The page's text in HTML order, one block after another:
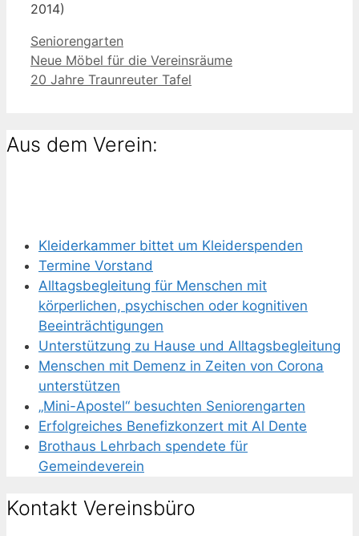
2014)
Kategorien
Seniorengarten
Neue Möbel für die Vereinsräume
20 Jahre Traunreuter Tafel
Aus dem Verein:
Kleiderkammer bittet um Kleiderspenden
Termine Vorstand
Alltagsbegleitung für Menschen mit
körperlichen, psychischen oder kognitiven
Beeinträchtigungen
Unterstützung zu Hause und Alltagsbegleitung
Menschen mit Demenz in Zeiten von Corona
unterstützen
„Mini-Apostel“ besuchten Seniorengarten
Erfolgreiches Benefizkonzert mit Al Dente
Brothaus Lehrbach spendete für
Gemeindeverein
Kontakt Vereinsbüro